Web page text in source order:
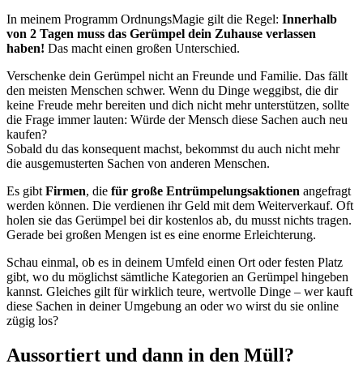
In meinem Programm OrdnungsMagie gilt die Regel: Innerhalb
von 2 Tagen muss das Gerümpel dein Zuhause verlassen
haben! Das macht einen großen Unterschied.
Verschenke dein Gerümpel nicht an Freunde und Familie. Das fällt
den meisten Menschen schwer. Wenn du Dinge weggibst, die dir
keine Freude mehr bereiten und dich nicht mehr unterstützen, sollte
die Frage immer lauten: Würde der Mensch diese Sachen auch neu
kaufen?
Sobald du das konsequent machst, bekommst du auch nicht mehr
die ausgemusterten Sachen von anderen Menschen.
Es gibt Firmen, die für große Entrümpelungsaktionen angefragt
werden können. Die verdienen ihr Geld mit dem Weiterverkauf. Oft
holen sie das Gerümpel bei dir kostenlos ab, du musst nichts tragen.
Gerade bei großen Mengen ist es eine enorme Erleichterung.
Schau einmal, ob es in deinem Umfeld einen Ort oder festen Platz
gibt, wo du möglichst sämtliche Kategorien an Gerümpel hingeben
kannst. Gleiches gilt für wirklich teure, wertvolle Dinge – wer kauft
diese Sachen in deiner Umgebung an oder wo wirst du sie online
zügig los?
Aussortiert und dann in den Müll?